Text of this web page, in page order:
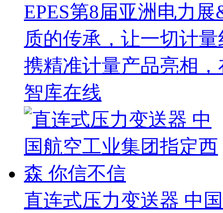
EPES第8届亚洲电力
质的传承，让一切计
携精准计量产品亮相
智库在线
直连式压力变送器 中